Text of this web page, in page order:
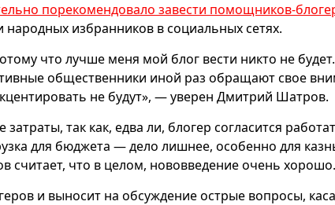
порекомендовало завести помощников-
избранников в социальных сетях.
что лучше меня мой блог вести никто не
общественники иной раз обращают свое
не будут», — уверен Дмитрий Шатров.
так как, едва ли, блогер согласится
для бюджета — дело лишнее, особенно для
что в целом, нововведение очень хорошо.
и выносит на обсуждение острые вопросы,